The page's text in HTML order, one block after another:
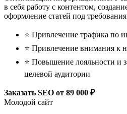
в себя работу с контентом,
оформление статей под
⭐ Привлечение трафика по
⭐ Привлечение внимания к
⭐ Повышение лояльности и
целевой аудитории
Заказать SEO от 89 000 ₽
Молодой сайт